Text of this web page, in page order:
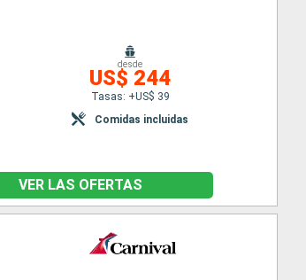
desde
US$ 244
Tasas: +US$ 39
Comidas incluidas
VER LAS OFERTAS